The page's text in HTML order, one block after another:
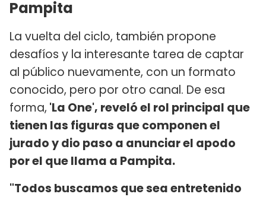
Pampita
La vuelta del ciclo, también propone
desafíos y la interesante tarea de captar
al público nuevamente, con un formato
conocido, pero por otro canal. De esa
forma, 'La One', reveló el rol principal que
tienen las figuras que componen el
jurado y dio paso a anunciar el apodo
por el que llama a Pampita.
"Todos buscamos que sea entretenido